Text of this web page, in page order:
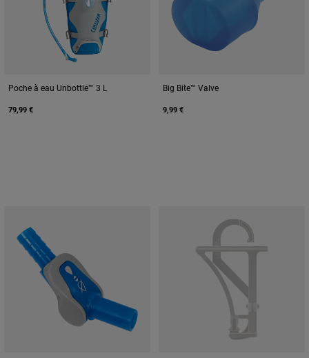
Poche à eau Unbottle™ 3 L
79,99 €
Big Bite™ Valve
9,99 €